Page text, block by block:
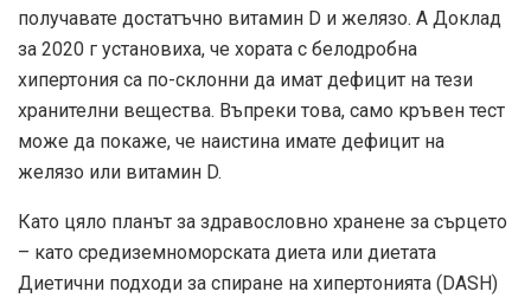
получавате достатъчно витамин D и желязо. А Доклад
за 2020 г установиха, че хората с белодробна
хипертония са по-склонни да имат дефицит на тези
хранителни вещества. Въпреки това, само кръвен тест
може да покаже, че наистина имате дефицит на
желязо или витамин D.
Като цяло планът за здравословно хранене за сърцето
– като средиземноморската диета или диетата
Диетични подходи за спиране на хипертонията (DASH)